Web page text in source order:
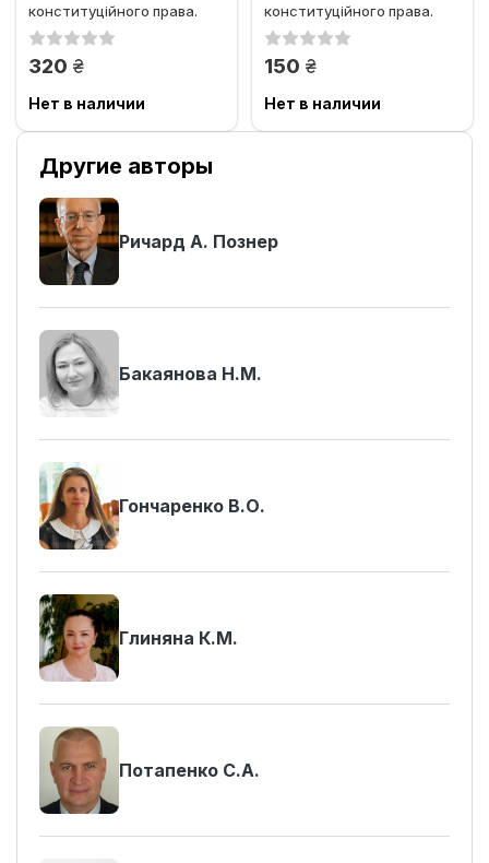
конституційного права.
Книга друга.
320 грн.
Нет в наличии
конституційного права.
Книга перша. Теоретико-
150 грн.
Нет в наличии
Другие авторы
Ричард А. Познер
Бакаянова Н.М.
Гончаренко В.О.
Глиняна К.М.
Потапенко С.А.